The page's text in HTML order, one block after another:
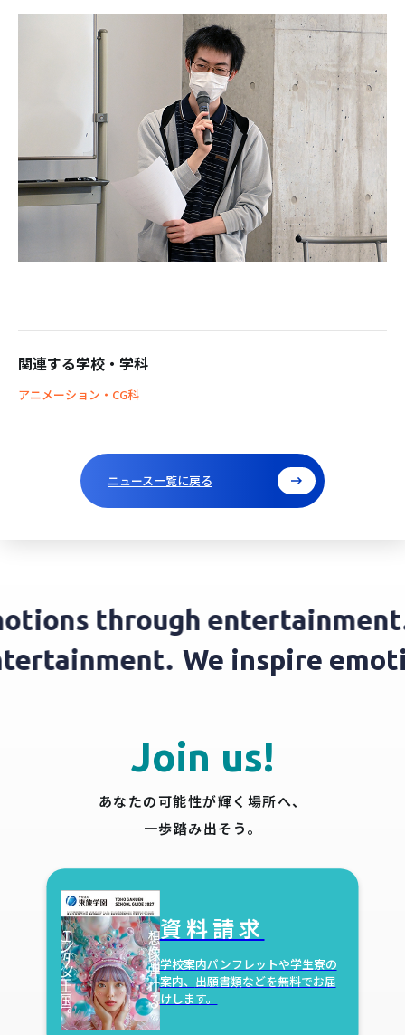
関連する学校・学科
アニメーション・CG科
ニュース一覧に戻る
through entertainment.
We inspire
Join us!
あなたの可能性が輝く場所へ、
一歩踏み出そう。
資料請求
学校案内パンフレットや学生寮の
案内、 出願書類などを無料でお届
けします。